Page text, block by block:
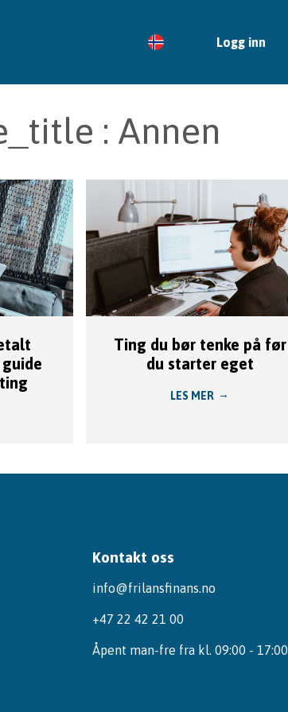
Logg inn
: Annen
Ting du bør tenke på før
du starter eget
LES MER
Kontakt oss
info@frilansfinans.no
+47 22 42 21 00
Åpent man-fre fra kl. 09:00 - 17:00